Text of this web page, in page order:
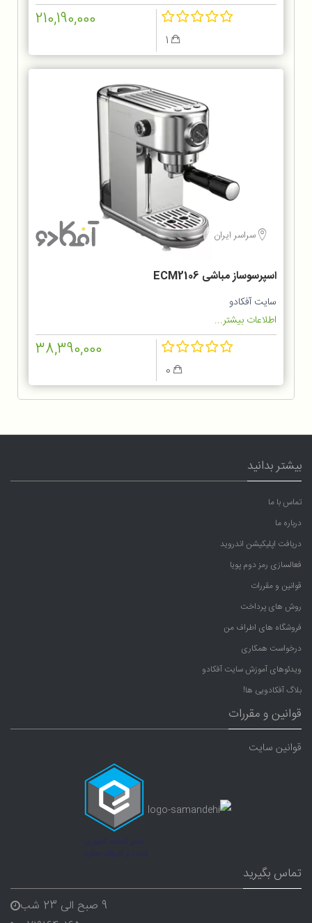
210,190,000
سراسر ایران
اسپرسوساز مباشی ECM2106
سایت آفکادو
اطلاعات بیشتر...
38,390,000
بیشتر بدانید
تماس با ما
درباره ما
دریافت اپلیکیشن اندروید
فعالسازی رمز دوم پویا
قوانین و مقررات
روش های پرداخت
فروشگاه های اطراف من
درخواست همکاری
ویدئوهای آموزش سایت آفکادو
بلاگ آفکادویی ها!
قوانین و مقررات
قوانین سایت
تماس بگیرید
9 صبح الی 23 شب